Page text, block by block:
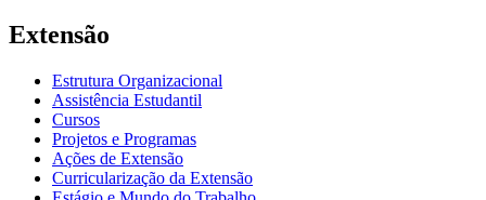
Extensão
Estrutura Organizacional
Assistência Estudantil
Cursos
Projetos e Programas
Ações de Extensão
Curricularização da Extensão